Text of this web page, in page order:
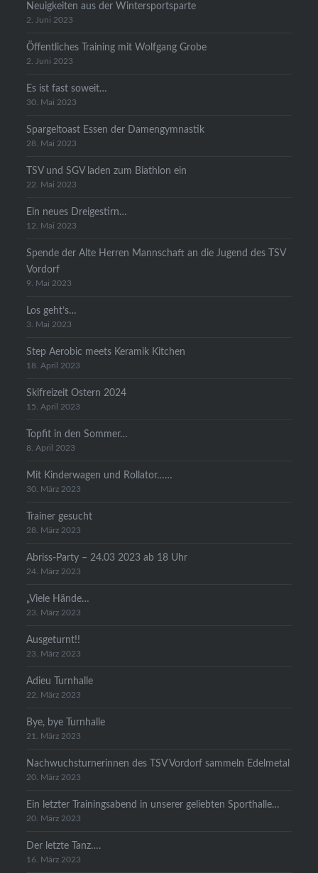
Neuigkeiten aus der Wintersportsparte
2. Juni 2023
Öffentliches Training mit Wolfgang Grobe
2. Juni 2023
Es ist fast soweit…
30. Mai 2023
Spargeltoast Essen der Damengymnastik
28. Mai 2023
TSV und SGV laden zum Biathlon ein
22. Mai 2023
Ein neues Dreigestirn…
12. Mai 2023
Spende der Alte Herren Mannschaft an die Jugend des TSV
Vordorf
9. Mai 2023
Los geht’s…
3. Mai 2023
Step Aerobic meets Keramik Kitchen
18. April 2023
Skifreizeit Ostern 2024
15. April 2023
Topfit in den Sommer…
8. April 2023
Mit Kinderwagen und Rollator……
30. März 2023
Trainer gesucht
28. März 2023
Abriss-Party – 24.03 2023 ab 18 Uhr
24. März 2023
„Viele Hände…
23. März 2023
Ausgeturnt!!
23. März 2023
Adieu Turnhalle
22. März 2023
Bye, bye Turnhalle
21. März 2023
Nachwuchsturnerinnen des TSV Vordorf sammeln Edelmetal
20. März 2023
Ein letzter Trainingsabend in unserer geliebten Sporthalle…
20. März 2023
Der letzte Tanz….
16. März 2023